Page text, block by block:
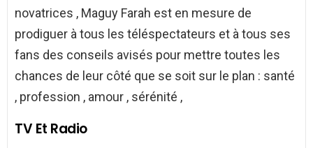
novatrices , Maguy Farah est en mesure de
prodiguer à tous les téléspectateurs et à tous ses
fans des conseils avisés pour mettre toutes les
chances de leur côté que se soit sur le plan : santé
, profession , amour , sérénité ,
TV Et Radio